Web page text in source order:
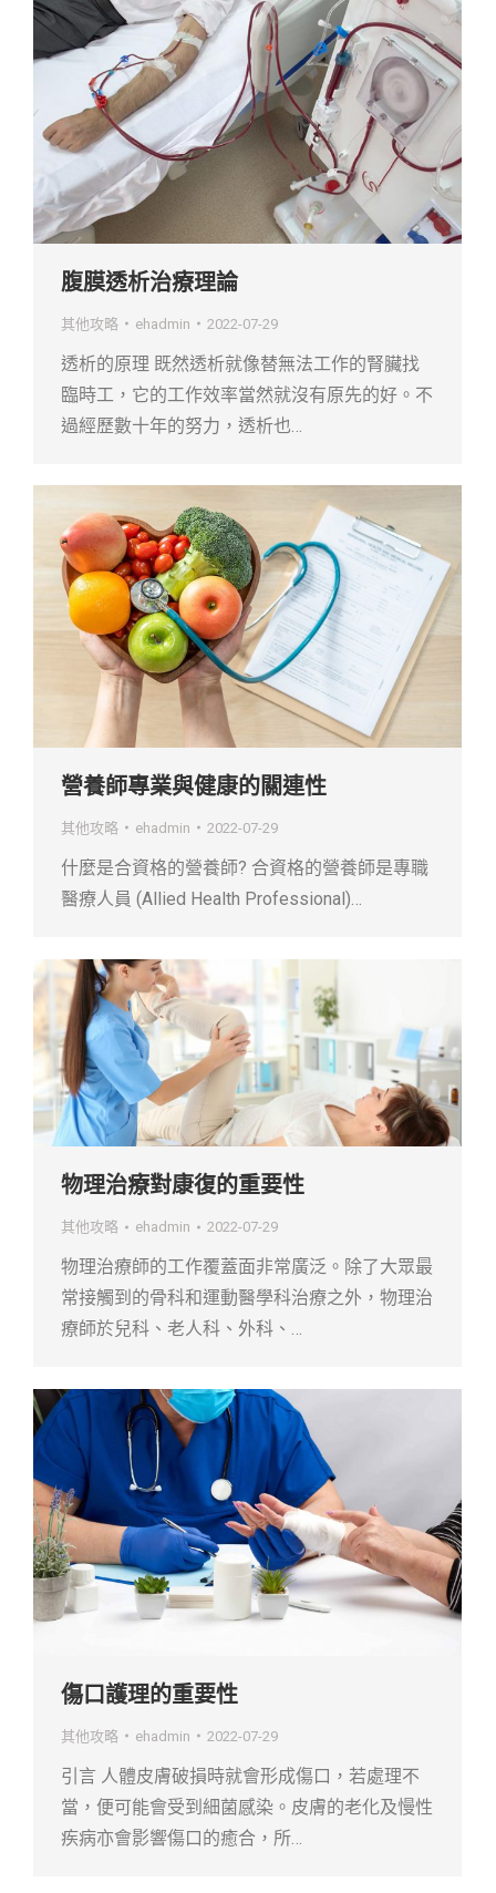
腹膜透析治療理論
其他攻略 ehadmin 2022-07-29
透析的原理 既然透析就像替無法工作的腎臟找
臨時工，它的工作效率當然就沒有原先的好。不
過經歷數十年的努力，透析也…
營養師專業與健康的關連性
其他攻略 ehadmin 2022-07-29
什麼是合資格的營養師? 合資格的營養師是專職
醫療人員 (Allied Health Professional)…
物理治療對康復的重要性
其他攻略 ehadmin 2022-07-29
物理治療師的工作覆蓋面非常廣泛。除了大眾最
常接觸到的骨科和運動醫學科治療之外，物理治
療師於兒科、老人科、外科、…
傷口護理的重要性
其他攻略 ehadmin 2022-07-29
引言 人體皮膚破損時就會形成傷口，若處理不
當，便可能會受到細菌感染。皮膚的老化及慢性
疾病亦會影響傷口的癒合，所…